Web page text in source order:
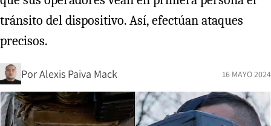
tránsito del dispositivo. Así, efectúan ataques
precisos.
PorAlexis Paiva Mack 16 MAYO 2024